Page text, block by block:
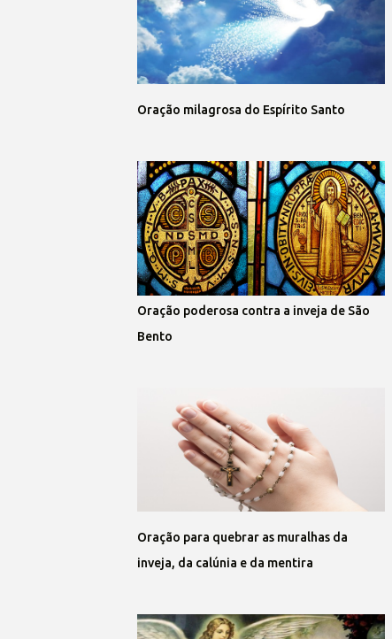
Oração milagrosa do Espírito Santo
Oração poderosa contra a inveja de São
Bento
Oração para quebrar as muralhas da
inveja, da calúnia e da mentira